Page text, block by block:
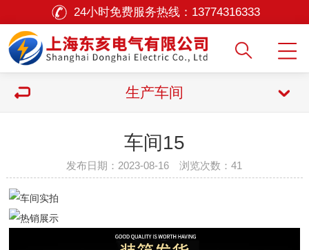
24小时免费服务热线： 13774316333
生产车间
车间15
发布日期：2023-08-16 浏览次数：41